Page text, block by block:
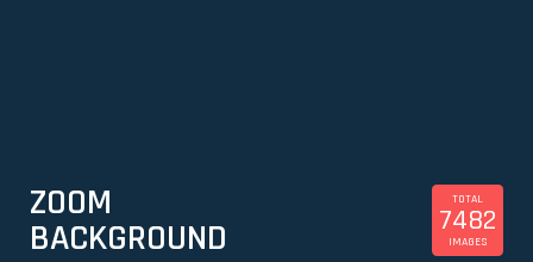
ZOOM
BACKGROUND
TOTAL
7482
IMAGES